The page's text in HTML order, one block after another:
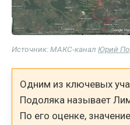
Источник: МАКС-канал Юрий
Одним из ключевых
Подоляка называет
По его оценке,